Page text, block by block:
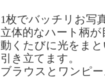
1枚でバッチリお写
立体的なハート柄
動くたびに光をま
引き立てます。
ブラウスとワンピ